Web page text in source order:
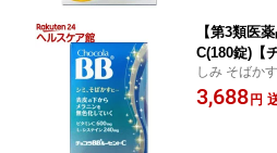
【第3類医
C(180錠)【
[しみ そば
しみ そばか
コラBBルー
トC
3,688円